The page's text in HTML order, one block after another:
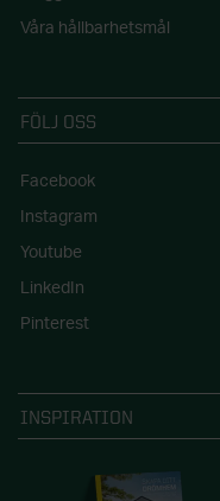
Våra hållbarhetsmål
FÖLJ OSS
Facebook
Instagram
Youtube
LinkedIn
Pinterest
INSPIRATION